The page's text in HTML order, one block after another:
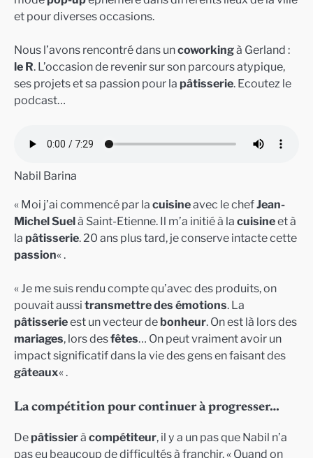
et pour diverses occasions.
Nous l’avons rencontré dans uncoworkingà Gerland :
le R. L’occasion de revenir sur son parcours atypique,
ses projets et sa passion pour la pâtisserie. Ecoutez le
podcast…
Nabil Barina
« Moi j’ai commencé par la cuisineavec le chefJean-
Michel Suelà Saint-Etienne. Il m’a initié à la cuisineet à
la pâtisserie. 20 ans plus tard, je conserve intacte cette
passion« .
« Je me suis rendu compte qu’avec des produits, on
pouvait aussi transmettre des émotions. La
pâtisserieest un vecteur de bonheur. On est là lors des
mariages, lors desfêtes… On peut vraiment avoir un
impact significatif dans la vie des gens en faisant des
gâteaux« .
La compétition pour continuer à progresser…
De pâtissierà compétiteur, il y a un pas que Nabil n’a
pas eu beaucoup de difficultés à franchir. « Quand on